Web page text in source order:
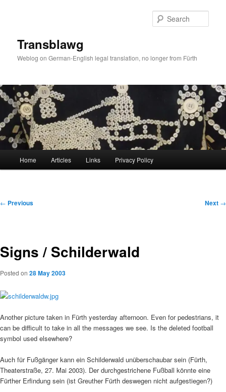
Transblawg
Weblog on German-English legal translation, no longer from Fürth
Home Articles Links Privacy Policy
Post
← Previous Next →
Signs / Schilderwald
Posted on 28 May 2003
Another picture taken in Fürth yesterday afternoon. Even for pedestrians, it
can be difficult to take in all the messages we see. Is the deleted football
symbol used elsewhere?
Auch für Fußgänger kann ein Schilderwald unüberschaubar sein (Fürth,
Theaterstraße, 27. Mai 2003). Der durchgestrichene Fußball könnte eine
Fürther Erfindung sein (ist Greuther Fürth deswegen nicht aufgestiegen?)